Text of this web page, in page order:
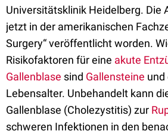
Universitätsklinik Heidelberg. Die
jetzt in der amerikanischen
Surgery“ veröffentlicht worden.
Risikofaktoren für eine akute
Gallenblase sind Gallensteine und
Lebensalter. Unbehandelt kann
Gallenblase (Cholezystitis) zur
schweren Infektionen in den